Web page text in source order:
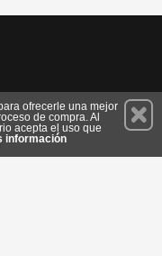
Suscríbete
ofrecerle una mejor
de compra. Al
acepta el uso que
información